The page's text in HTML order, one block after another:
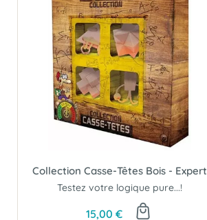
Collection Casse-Têtes Bois - Expert
Testez votre logique pure...!
15,00 €